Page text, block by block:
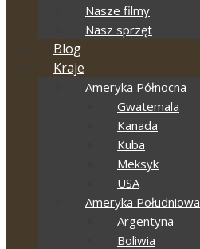
Nasze filmy
Nasz sprzęt
Blog
Kraje
Ameryka Północna
Gwatemala
Kanada
Kuba
Meksyk
USA
Ameryka Południowa
Argentyna
Boliwia